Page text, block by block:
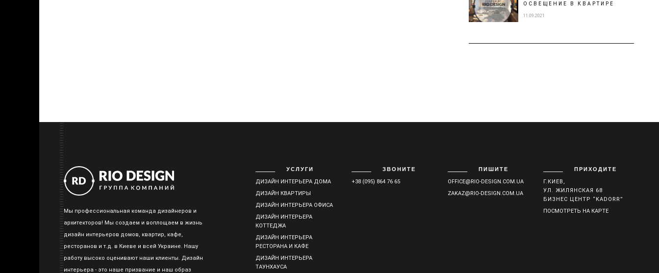
ОСВЕЩЕНИЕ В КВАРТИРЕ
11.09.2021
Мы профессиональная команда дизайнеров и
архитекторов! Мы создаем и воплощаем в жизнь
дизайн интерьеров домов, квартир, кафе,
ресторанов и т.д. в Киеве и всей Украине. Нашу
работу высоко оценивают наши клиенты. Дизайн
интерьера - это наше призвание и наш образ
УСЛУГИ
ДИЗАЙН ИНТЕРЬЕРА ДОМА
ДИЗАЙН КВАРТИРЫ
ДИЗАЙН ИНТЕРЬЕРА ОФИСА
ДИЗАЙН ИНТЕРЬЕРА
КОТТЕДЖА
ДИЗАЙН ИНТЕРЬЕРА
РЕСТОРАНА И КАФЕ
ДИЗАЙН ИНТЕРЬЕРА
ТАУНХАУСА
ЗВОНИТЕ
+38 (095) 864 76 65
ПИШИТЕ
OFFICE@RIO-DESIGN.COM.UA
ZAKAZ@RIO-DESIGN.COM.UA
ПРИХОДИТЕ
Г.КИЕВ,
УЛ. ЖИЛЯНСКАЯ 68
БИЗНЕС ЦЕНТР “KADORR”
ПОСМОТРЕТЬ НА КАРТЕ